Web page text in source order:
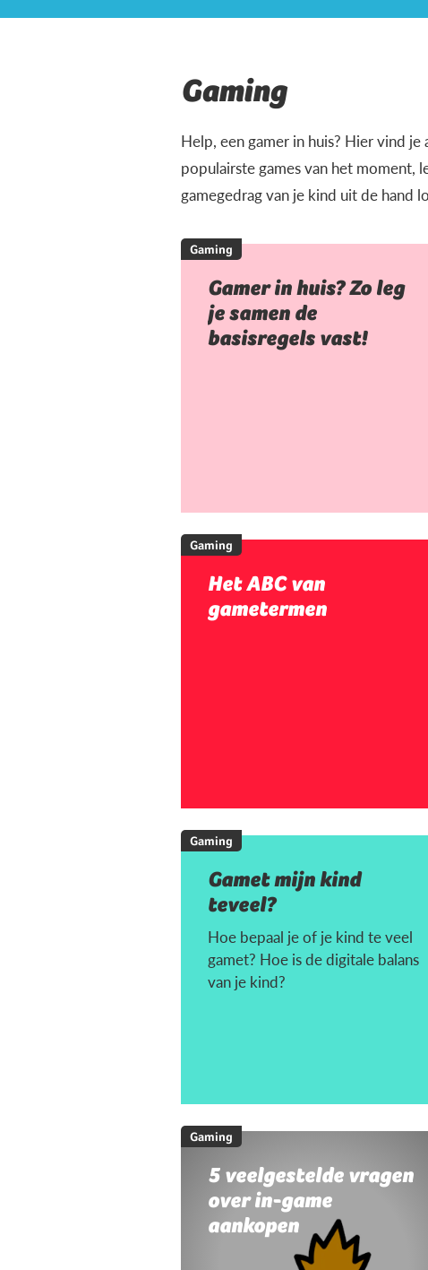
Gaming
Help, een gamer in huis? Hier vind
populairste games van het moment,
gamegedrag van je kind uit de hand
Gaming
Gamer in huis? Zo leg
je samen de
basisregels vast!
Gaming
Het ABC van
gametermen
Gaming
Gamet mijn kind
teveel?
Hoe bepaal je of je kind te veel
gamet? Hoe is de digitale balans
van je kind?
Gaming
5 veelgestelde vragen
over in-game
aankopen